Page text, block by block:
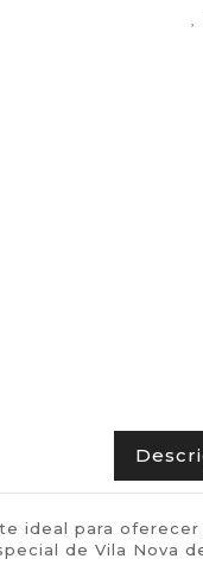
ideal para oferecer
de Vila Nova